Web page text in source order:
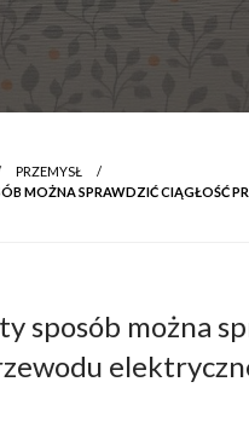
PRZEMYSŁ
MOŻNA SPRAWDZIĆ CIĄGŁOŚĆ
sposób można